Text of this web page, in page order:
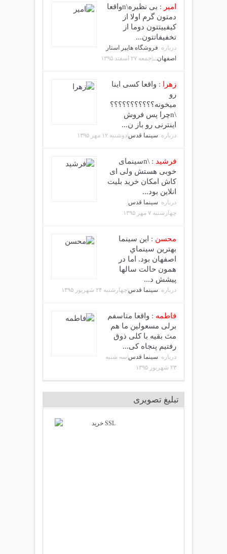
امیر :
بی نظیره\nواقعا
دمتون گرم اولا از
کیفییتتون دوما از
تخفیفاتتون...
درباره :فروشگاه هایپر استار
اصفهان... |جمعه ۲۷ اسفند ۱۳۹۵
زهرا : واقعا کسی اینا
رو
میخونه؟؟؟؟؟؟؟؟؟؟؟
\nچرا پس فروش
اینترنی رو باز ن...
درباره :سینما قدس|دوشنبه ۱۲ مهر ۱۳۹۵
فرشید :
\nسینمای
خوبی هستش ولی ای
کاش امکان خرید بلیت
انلاین بود...
درباره :سینما قدس
چهارشنبه ۷ مهر ۱۳۹۵
محسن :
اين سينما
بهترين سينماي
اصفهان بود. اما در
همون حالت سالها
پيشش د...
درباره :سینما قدس|چهارشنبه ۲۴ شهريور ۱۳۹۵
فاطمه : واقعا متاسفم
برلی مسعولین ما هم
مث بقیه با کلی ذوق
رفتیم پنجاه کی...
درباره :سینما قدس |سه شنبه
۲۳ شهريور ۱۳۹۵
تبلیغ تصویری